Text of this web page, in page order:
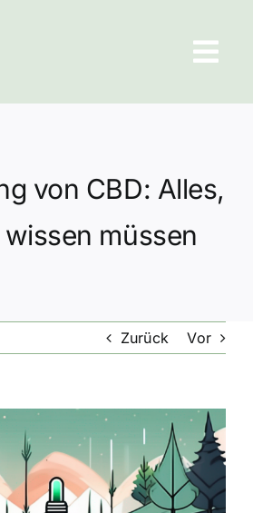
von CBD: Alles,
müssen
Zurück Vor